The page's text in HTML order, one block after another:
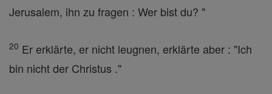
Jerusalem, ihn zu fragen : Wer bist du? "
20 Er erklärte, er nicht leugnen, erklärte aber : "Ich
bin nicht der Christus ."